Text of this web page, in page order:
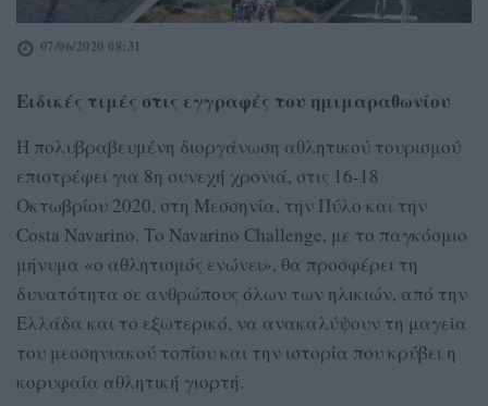
07/06/2020 08:31
Ειδικές τιμές στις εγγραφές του ημιμαραθωνίου
Η πολυβραβευμένη διοργάνωση αθλητικού τουρισμού
επιστρέφει για 8η συνεχή χρονιά, στις 16-18
Οκτωβρίου 2020, στη Μεσσηνία, την Πύλο και την
Costa Navarino. Το Navarino Challenge, με το παγκόσμιο
μήνυμα «ο αθλητισμός ενώνει», θα προσφέρει τη
δυνατότητα σε ανθρώπους όλων των ηλικιών, από την
Ελλάδα και το εξωτερικό, να ανακαλύψουν τη μαγεία
του μεσσηνιακού τοπίου και την ιστορία που κρύβει η
κορυφαία αθλητική γιορτή.